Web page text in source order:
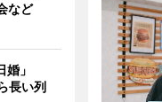
など
婚」
長い列